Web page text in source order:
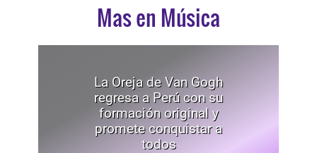
Mas en Música
La Oreja de Van Gogh
regresa a Perú con su
formación original y
promete conquistar a
todos